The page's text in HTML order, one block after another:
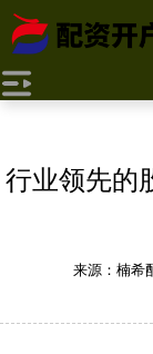
行业领先的
来源：楠希